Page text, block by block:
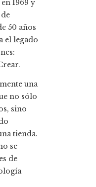
1969 y
50 años
el legado
una
no sólo
sino
tienda.
se
de